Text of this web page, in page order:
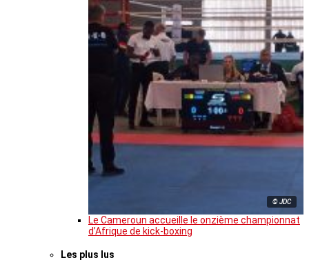
© JDC
Le Cameroun accueille le onzième championnat
d’Afrique de kick-boxing
Les plus lus